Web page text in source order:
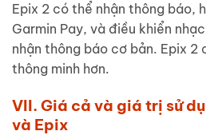
Epix 2 có thể nhận thông báo,
Garmin Pay, và điều khiển
nhận thông báo cơ bản. Epix 2
thông minh hơn.
VII. Giá cả và giá trị sử
và Epix